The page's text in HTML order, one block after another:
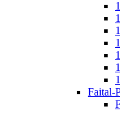
Faital-